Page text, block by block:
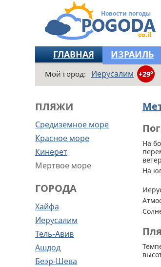
Новости погоды
ГЛАВНАЯ ИЗРАИЛЬ
Мой город: Иерусалим +29°
ПЛЯЖИ
Средиземное море
Красное море
Кинерет
Мертвое море
ГОРОДА
Хайфа
Иерусалим
Тель-Авив
Ашдод
Беэр-Шева
На
На